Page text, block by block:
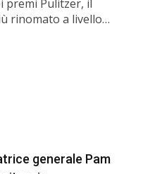
premi Pulitzer, il
rinomato a livello…
generale Pam